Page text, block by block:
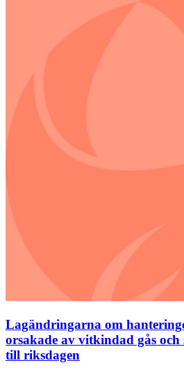
Lagändringarna om
orsakade av vitkindad gås
till riksdagen